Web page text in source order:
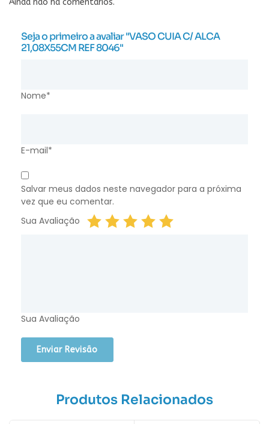
Seja o primeiro a avaliar "VASO CUIA C/ ALCA
21,08X55CM REF 8046"
Nome*
E-mail*
Salvar meus dados neste navegador para a próxima
vez que eu comentar.
Sua Avaliação
Sua Avaliação
Produtos Relacionados